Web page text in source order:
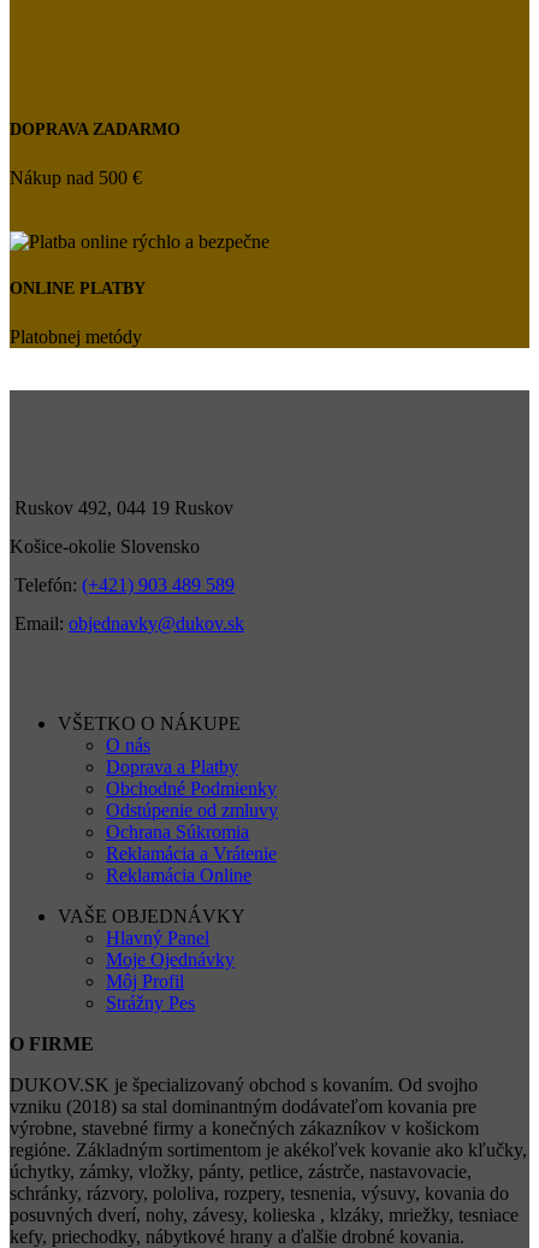
DOPRAVA ZADARMO
Nákup nad 500 €
ONLINE PLATBY
Platobnej metódy
Ruskov 492, 044 19 Ruskov
Košice-okolie Slovensko
Telefón: (+421) 903 489 589
Email: objednavky@dukov.sk
VŠETKO O NÁKUPE
O nás
Doprava a Platby
Obchodné Podmienky
Odstúpenie od zmluvy
Ochrana Súkromia
Reklamácia a Vrátenie
Reklamácia Online
VAŠE OBJEDNÁVKY
Hlavný Panel
Moje Ojednávky
Môj Profil
Strážny Pes
O FIRME
DUKOV.SK je špecializovaný obchod s kovaním. Od svojho
vzniku (2018) sa stal dominantným dodávateľom kovania pre
výrobne, stavebné firmy a konečných zákazníkov v košickom
regióne. Základným sortimentom je akékoľvek kovanie ako kľučky,
úchytky, zámky, vložky, pánty, petlice, zástrče, nastavovacie,
schránky, rázvory, pololiva, rozpery, tesnenia, výsuvy, kovania do
posuvných dverí, nohy, závesy, kolieska , klzáky, mriežky, tesniace
kefy, priechodky, nábytkové hrany a ďalšie drobné kovania.